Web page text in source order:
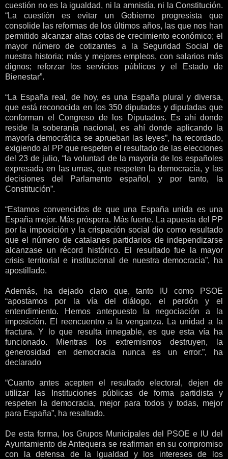
cuestión no es la igualdad, ni la amnistía, ni la Constitución.
“La cuestión es evitar un Gobierno progresista que
consolide las reformas de los últimos años, las que nos han
permitido alcanzar altas cotas de crecimiento económico; el
mayor número de cotizantes a la Seguridad Social de
nuestra historia; más y mejores empleos, con salarios más
dignos; reforzar los servicios públicos y el Estado de
Bienestar”.
“La España real, de hoy, es una España plural y diversa,
que está reconocida en los 350 diputados y diputadas que
conforman el Congreso de los Diputados. Es ahí donde
reside la soberanía nacional, es ahí donde aplicando la
mayoría democrática se aprueban las leyes”, ha recordado,
exigiendo al PP que respeten el resultado de las elecciones
del 23 de julio, “la voluntad de la mayoría de los españoles
expresada en las urnas, que respeten la democracia, y las
decisiones del Parlamento español, y por tanto, la
Constitución”.
“Estamos convencidos de que una España unida es una
España mejor. Más próspera. Más fuerte. La apuesta del PP
por la imposición y la crispación social dio como resultado
que el número de catalanes partidarios de independizarse
alcanzase un récord histórico. El resultado fue la mayor
crisis territorial e institucional de nuestra democracia”, ha
apostillado.
Además, ha dejado claro que, tanto IU como PSOE
“apostamos por la vía del diálogo, el perdón y el
entendimiento. Hemos antepuesto la negociación a la
imposición. El reencuentro a la venganza. La unidad a la
fractura. Y lo que resulta innegable, es que esta vía ha
funcionado. Mientras los extremismos destruyen, la
generosidad en democracia nunca es un error.”, ha
declarado
“Cuanto antes acepten el resultado electoral, dejen de
utilizar las Instituciones públicas de forma partidista y
respeten la democracia, mejor para todos y todas, mejor
para España”, ha resaltado.
De esta forma, los Grupos Municipales del PSOE e IU del
Ayuntamiento de Antequera se reafirman en su compromiso
con la defensa de la Igualdad y los intereses de los